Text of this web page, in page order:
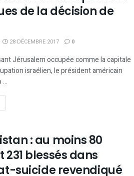
de la décision de
28 DÉCEMBRE 2017 0
Jérusalem occupée comme la capitale
israélien, le président américain
: au moins 80
231 blessés dans
suicide revendiqué